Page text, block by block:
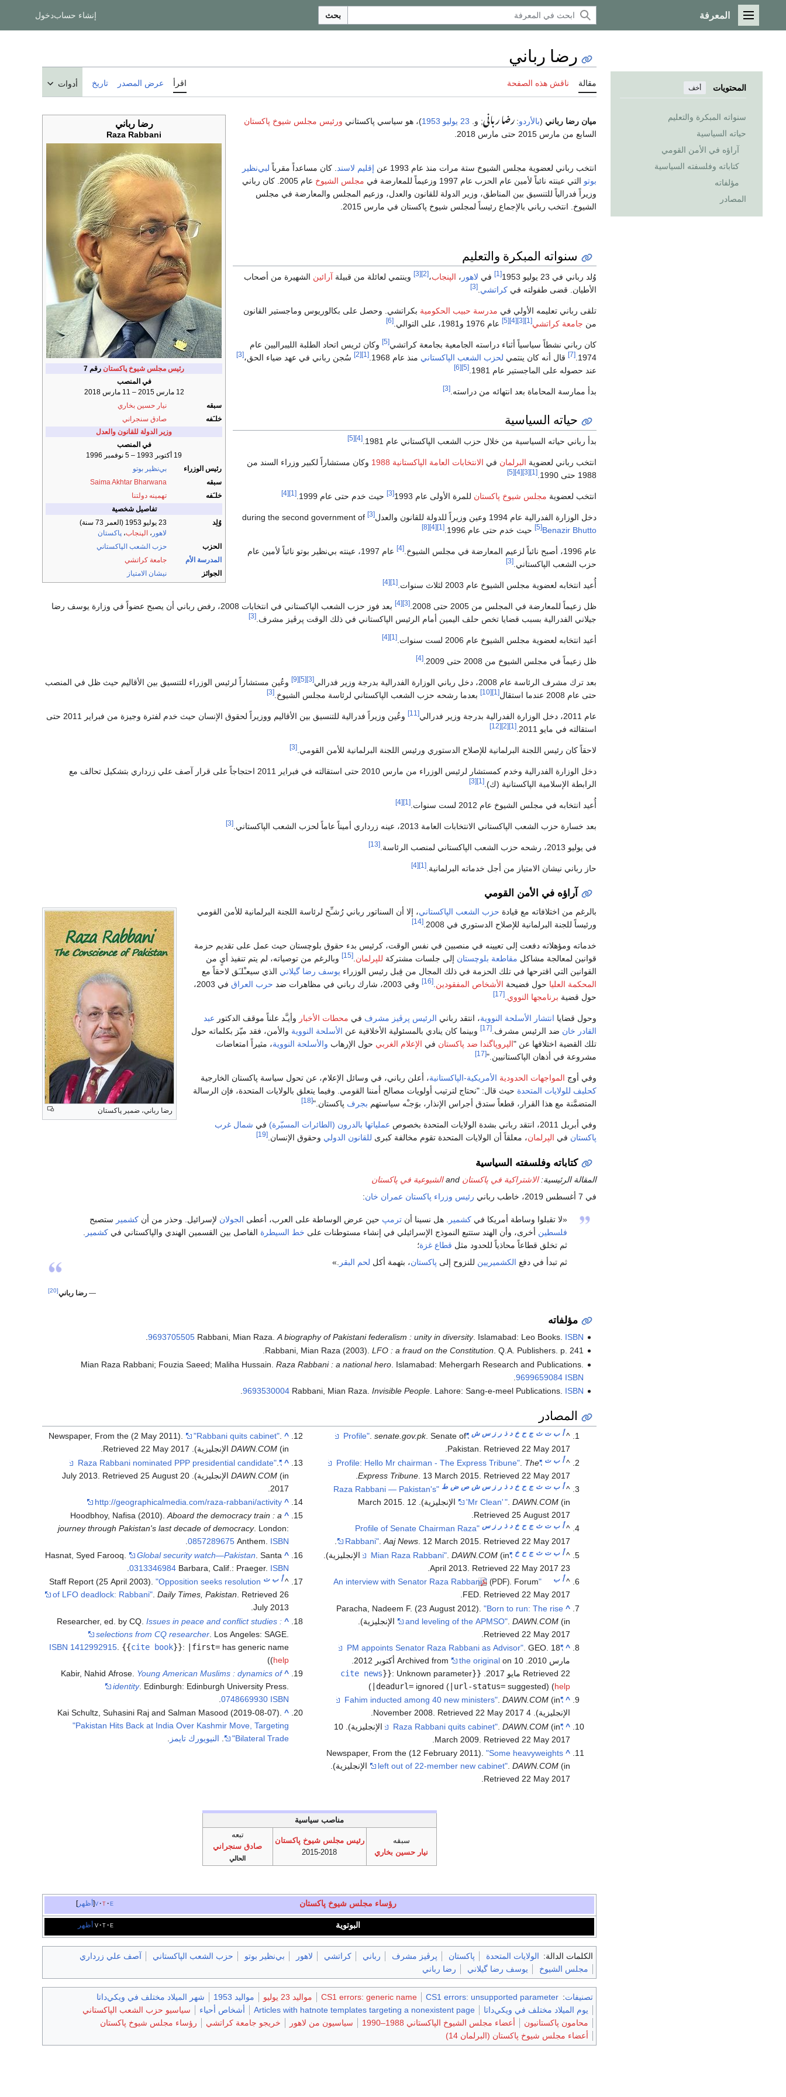
القائمة الرئيسية
المعرفة بحث إنشاء حسابدخول
المحتويات أخف
سنواته المبكرة والتعليم
حياته السياسية
آراؤه في الأمن القومي
كتاباته وفلسفته السياسية
مؤلفاته
المصادر
رضا رباني
مقالة ناقش هذه الصفحة اقرأ عرض المصدر تاريخ أدوات
رضا رباني
Raza Rabbani
رئيس مجلس شيوخ پاكستان رقم 7
في المنصب
12 مارس 2015 – 11 مارس 2018
سبقه
نيار حسين بخاري
خلـَفه
صادق سنجراني
وزير الدولة للقانون والعدل
في المنصب
19 أكتوبر 1993 – 5 نوفمبر 1996
رئيس الوزراء
بي‌نظير بوتو
سبقه
Saima Akhtar Bharwana
خلـَفه
تهمينه دولتنا
تفاصيل شخصية
وُلِد
23 يوليو 1953
(العمر 73 سنة)
لاهور ، الپنجاب، پاكستان
الحزب
حزب الشعب الپاكستاني
المدرسة الأم
جامعة كراتشي
الجوائز
نيشان الامتياز
ميان رضا رباني (بالأردو: رضا ربانى; و. 23 يوليو 1953)، هو سياسي پاكستاني ورئيس مجلس شيوخ پاكستان
السابع من مارس 2015 حتى مارس 2018.
انتخب رباني لعضوية مجلس الشيوخ ستة مرات منذ عام 1993 عن إقليم لاسند . كان مساعداً مقرباً لبي‌نظير
بوتو التي عينته نائباً لأمين عام الحزب عام 1997 وزعيماً للمعارضة في مجلس الشيوخ
عام 2005. كان رباني
وزيراً فدرالياً للتنسيق بين المناطق، وزير الدولة للقانون والعدل، وزعيم المجلس والمعارضة في مجلس
الشيوخ. انتخب رباني بالإجماع رئيساً لمجلس شيوخ پاكستان في مارس 2015.
سنواته المبكرة والتعليم
وُلد رباني في 23 يوليو 1953 [1] في لاهور ، الپنجاب،[2]
[3] وينتمي لعائلة من قبيلة آرائين الشهيرة من أصحاب
الأطيان. قضى طفولته في كراتشي.
[3]
تلقى رباني تعليمه الأولي في مدرسة حبيب الحكومية بكراتشي. وحصل على بكالوريوس وماجستير القانون
من جامعة كراتشي[1]
[3]
[4]
[5] عام 1976 و1981، على التوالي. [6]
كان رباني نشطاً سياسياً أثناء دراسته الجامعية بجامعة كراتشي[5]
وكان ئريس اتحاد الطلبة الليبراليين عام
1974.
[7] قال أنه كان ينتمي لحزب الشعب الپاكستاني منذ عام 1968. [1]
[2] سُجن رباني في عهد ضياء الحق،[3]
عند حصوله على الماجستير عام 1981. [5]
[6]
بدأ ممارسة المحاماة بعد انتهائه من دراسته.[3]
حياته السياسية
بدأ رباني حياته السياسية من خلال حزب الشعب الپاكستاني عام 1981. [4]
[5]
انتخب رباني لعضوية البرلمان في الانتخابات العامة الپاكستانية 1988
وكان مستشاراً لكبير وزراء السند من
1988 حتى 1990.
[1]
[3]
[4]
[5]
انتخب لعضوية مجلس شيوخ پاكستان للمرة الأولى عام 1993 [3] حيث خدم حتى عام 1999. [1]
[4]
دخل الوزارة الفدرالية عام 1994 وعين وزيراً للدولة للقانون والعدل [3]
Benazir Bhutto
[5] حيث خدم حتى عام 1996. [1]
[4]
[8]
عام 1996، أصبح نائباً لزعيم المعارضة في مجلس الشيوخ. [4]
عام 1997، عينته بي‌نظير بوتو نائباً لأمين عام
حزب الشعب الپاكستاني. [3]
أُعيد انتخابه لعضوية مجلس الشيوخ عام 2003 لثلاث سنوات. [1]
[4]
ظل زعيماً للمعارضة في المجلس من 2005 حتى 2008. [3]
[4]
بعد فوز حزب الشعب الپاكستاني في انتخابات 2008، رفض رباني أن يصبح عضواً في وزارة يوسف رضا
جيلاني الفدرالية بسبب قضايا تخص حلف اليمين أمام الرئيس الپاكستاني في ذلك الوقت پرڤيز مشرف. [3]
أعيد انتخابه لعضوية مجلس الشيوخ عام 2006 لست سنوات. [1]
[4]
ظل زعيماً في مجلس الشيوخ من 2008 حتى 2009. [4]
بعد ترك مشرف الرئاسة عام 2008، دخل رباني الوزارة الفدرالية بدرجة وزير فدرالي [3]
[5]
[9]
وعُين مستشاراً لرئيس الوزراء للتنسيق بين الأقاليم حيث ظل في المنصب
حتى عام 2008 عندما استقال
[1]
[10] بعدما رشحه حزب الشعب الپاكستاني لرئاسة مجلس الشيوخ. [3]
عام 2011، دخل الوزارة الفدرالية بدرجة وزير فدرالي [11]
وعُين وزيراً فدرالية للتنسيق بين الأقاليم ووزيراً لحقوق الإنسان حيث خدم لفترة وجيزة من فبراير 2011 حتى
استقالته في مايو 2011.
[1]
[2]
[12]
لاحقاً كان رئيس اللجنة البرلمانية للإصلاح الدستوري ورئيس اللجنة البرلمانية للأمن القومي. [3]
دخل الوزارة الفدرالية وخدم كمستشار لرئيس الوزراء من مارس 2010 حتى استقالته في فبراير 2011 احتجاجاً على قرار آصف علي زرداري بتشكيل تحالف مع
الرابطة الإسلامية الپاكستانية (ك). [1]
[3]
أُعيد انتخابه في مجلس الشيوخ عام 2012 لست سنوات. [1]
[4]
بعد خسارة حزب الشعب الپاكستاني الانتخابات العامة 2013، عينه زرداري أميناً عاماً لحزب الشعب الپاكستاني. [3]
في يوليو 2013، رشحه حزب الشعب الپاكستاني لمنصب الرئاسة. [13]
حاز رباني نيشان الامتياز من أجل خدماته البرلمانية. [1]
[4]
آراؤه في الأمن القومي
رضا رباني، ضمير پاكستان
بالرغم من اختلافاته مع قيادة حزب الشعب الپاكستاني، إلا أن السناتور رباني رُشـِّح لرئاسة اللجنة البرلمانية للأمن القومي
ورئيساً للجنة البرلمانية للإصلاح الدستوري في 2008.
[14]
خدماته ومؤهلاته دفعت إلى تعيينه في منصبين في نفس الوقت، كرئيس بدء حقوق بلوچستان حيث عمل على تقديم حزمة
قوانين لمعالجة مشاكل مقاطعة بلوچستان إلى جلسات مشتركة للپرلمان.
[15]
وبالرغم من توصياته، لم يتم تنفيذ أيٍ من
القوانين التي اقترحها في تلك الحزمة في ذلك المجال من قِبل رئيس الوزراء يوسف رضا گيلاني الذي سيعـْلـَق لاحقاً مع
المحكمة العليا حول فضيحة الأشخاص المفقودين.
[16] وفي 2003، شارك رباني في مظاهرات ضد حرب العراق
في 2003،
حول قضية برنامجها النووي.
[17]
وحول قضايا انتشار الأسلحة النووية، انتقد رباني الرئيس پرڤيز مشرف في محطات الأخبار وأيـَّد علناً موقف الدكتور عبد
القادر خان ضد الرئيس مشرف.[17] وبينما كان ينادي بالمسئولية الأخلاقية عن الأسلحة النووية والأمن، فقد ميّز بكلماته حول
تلك القضية اختلافها عن "الپروپاگندا ضد پاكستان في الإعلام الغربي حول الإرهاب والأسلحة النووية، مثيراً امتعاضات
مشروعة في أذهان الپاكستانيين."[17]
وفي أوج المواجهات الحدودية الأمريكية-الپاكستانية، أعلن رباني، في وسائل الإعلام، عن تحول سياسة پاكستان الخارجية
كحليف للولايات المتحدة حيث قال: "نحتاج لترتيب أولويات مصالح أمننا القومي. وفيما يتعلق بالولايات المتحدة، فإن الرسالة
المتضمَّنة مع هذا القرار، قطعاً ستدق أجراس الإنذار، بوَجـْه سياستهم بجرف پاكستان."[18]
وفي أبريل 2011، انتقد رباني بشدة الولايات المتحدة بخصوص عملياتها بالدرون (الطائرات المسيّرة) في شمال غرب
پاكستان في الپرلمان، معلقاً أن الولايات المتحدة تقوم مخالفة كبرى للقانون الدولي وحقوق الإنسان.[19]
كتاباته وفلسفته السياسية
المقالة الرئيسية:الاشتراكية في پاكستان
الشيوعية في پاكستان
في 7 أغسطس 2019، خاطب رباني
رئيس وزراء پاكستان عمران خان:
«لا تقبلوا وساطة أمريكا في كشمير . هل نسينا أن ترمپ حين عرض الوساطة على العرب، أعطى الجولان لإسرائيل. وحذر من أن كشمير ستصبح
فلسطين أخرى، وأن الهند ستتبع النموذج الإسرائيلي في إنشاء مستوطنات على خط السيطرة الفاصل بين القسمين الهندي والپاكستاني في كشمير
ثم تخلق قطاعاً محاذياً للحدود مثل قطاع غزة؛
ثم تبدأ في دفع الكشميريين للنزوح إلى پاكستان، بتهمة أكل لحم البقر .»
— رضا رباني[20]
مؤلفاته
Rabbani, Mian Raza. A biography of Pakistani federalism : unity in diversity. Islamabad: Leo Books. ISBN
9693705505
Rabbani, Mian Raza (2003). LFO : a fraud on the Constitution . Q.A. Publishers. p. 241.
Mian Raza Rabbani; Fouzia Saeed; Maliha Hussain. Raza Rabbani : a national hero. Islamabad: Mehergarh Research and Publications.
ISBN
9699659084
Rabbani, Mian Raza. Invisible People. Lahore: Sang-e-meel Publications. ISBN
9693530004
المصادر
^أ ب ت ث ج ح خ د ذ ر ز س ش "Profile"
.senate.gov.pk. Senate of
Pakistan. Retrieved22 May 2017
.
^أ ب ت "Profile: Hello Mr chairman - The Express Tribune"
The
Express Tribune . 13 March 2015 . Retrieved 22 May 2017
.
^أ ب ت ث ج ح خ د ذ ر ز س ش ص ض ط
"Raza Rabbani — Pakistan's
'Mr Clean' " .DAWN.COM (in الإنجليزية). 12 March 2015
Retrieved 25 August 2017
^أ ب ت ث ج ح خ د ذ ر ز س
"Profile of Senate Chairman Raza
Rabbani".Aaj News. 12 March 2015. Retrieved22 May 2017
.
^أ ب ت ث ج ح خ "Mian Raza Rabbani"
.DAWN.COM
(in الإنجليزية).
23 April 2013
. Retrieved 22 May 2017
.
^أ ب "An interview with Senator Raza Rabbani:"
(PDF). Forum
FED. Retrieved22 May 2017
.
^
Paracha, Nadeem F. (23 August 2012)."Born to run: The rise
and leveling of the APMSO" .DAWN.COM (in الإنجليزية)
.
Retrieved 22 May 2017
^
"PM appoints Senator Raza Rabbani as Advisor"
. GEO. 18
مارس 2010. Archived from
the original on 10 أكتوبر 2012
Retrieved 22 مايو 2017
{{
cite news}}: Unknown parameter
|deadurl= ignored ( |url-status= suggested) (help
)
^
"Fahim inducted among 40 new ministers"
.DAWN.COM (in
الإنجليزية). 4 November 2008
. Retrieved22 May 2017
.
^
"Raza Rabbani quits cabinet"
.DAWN.COM
(in الإنجليزية). 10
March 2009 . Retrieved 22 May 2017
^
Newspaper, From the (12 February 2011)."Some heavyweights
left out of 22-member new cabinet" .DAWN.COM (in الإنجليزية)
.
Retrieved 22 May 2017
^
Newspaper, From the (2 May 2011). "Rabbani quits cabinet".
DAWN.COM (in الإنجليزية) . Retrieved
22 May 2017
.
^
"Raza Rabbani nominated PPP presidential candidate"
.
DAWN.COM (in الإنجليزية). 20 July 2013 . Retrieved 25 August
2017
^
http://geographicalmedia.com/raza-rabbani/activity
^
Hoodbhoy, Nafisa (2010).Aboard the democracy train : a
journey through Pakistan's last decade of democracy. London:
Anthem. ISBN
0857289675
.
^
Hasnat, Syed Farooq. Global security watch—Pakistan . Santa
Barbara, Calif.: Praeger. ISBN
0313346984
.
^أ ب ت Staff Report (25 April 2003)."Opposition seeks resolution
of LFO deadlock: Rabbani".Daily Times, Pakistan. Retrieved26
July 2013
.
^
Researcher, ed. by CQ.Issues in peace and conflict studies :
selections from CQ researcher . Los Angeles: SAGE.
ISBN 1412992915 {{cite book}}: |first= has generic name
(help
)
^
Kabir, Nahid Afrose. Young American Muslims : dynamics of
identity. Edinburgh: Edinburgh University Press.
ISBN
0748669930
.
^
Kai Schultz, Suhasini Raj and Salman Masood (2019-08-07).
"Pakistan Hits Back at India Over Kashmir Move, Targeting
Bilateral Trade"
. النيويورك تايمز .
مناصب سياسية
سبقه
نيار حسين بخاري
رئيس مجلس شيوخ پاكستان
2015-2018
تبعه
صادق سنجراني
الحالي
أظهر v t e رؤساء مجلس شيوخ پاكستان
أظهر v t e البوتوية
الكلمات الدالة: الولايات المتحدة پاكستان پرڤيز مشرف رباني كراتشي لاهور بي‌نظير بوتو حزب الشعب الپاكستاني
آصف علي زرداري
مجلس الشيوخ
يوسف رضا گيلاني رضا رباني
تصنيفات:
CS1 errors: unsupported parameter
CS1 errors: generic name مواليد 23 يوليو مواليد 1953
شهر الميلاد مختلف في ويكي‌داتا
يوم الميلاد مختلف في ويكي‌داتا
Articles with hatnote templates targeting a nonexistent page أشخاص أحياء
سياسيو حزب الشعب الپاكستاني
محامون پاكستانيون
أعضاء مجلس الشيوخ الپاكستاني 1988–1990 سياسيون من لاهور خريجو جامعة كراتشي
رؤساء مجلس شيوخ پاكستان
أعضاء مجلس شيوخ پاكستان (البرلمان 14)